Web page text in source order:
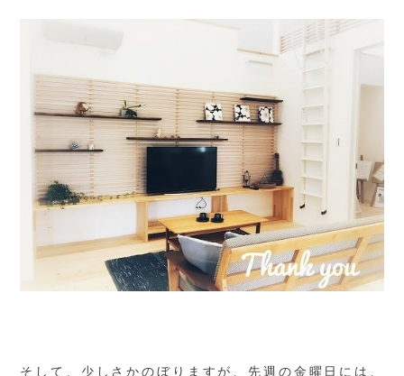
そして、少しさかのぼりますが、先週の金曜日には、